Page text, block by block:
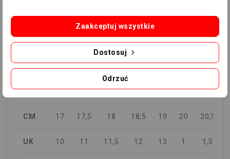
nawierzchnia
Krój standardowy do wąskiego
TABELA ROZMIARÓW
EURO 28 29 30 31 32 33 34
CM 17 17,5 18 18,5 19 20 20,5
UK 10 11 11,5 12 13 1 1,5
Odrzuć
Dostosuj
Zaakceptuj wszystkie